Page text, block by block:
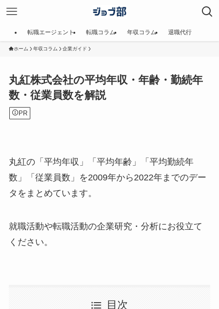
転職エージェント 転職コラム 年収コラム 退職代行
ホーム 年収コラム 企業ガイド
丸紅株式会社の平均年収・年齢・勤続年
数・従業員数を解説
PR
丸紅の「平均年収」「平均年齢」「平均勤続年
数」「従業員数」を2009年から2022年までのデー
タをまとめています。
就職活動や転職活動の企業研究・分析にお役立て
ください。
目次